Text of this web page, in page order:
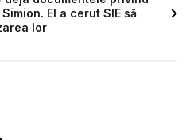
El a cerut SIE să
lor